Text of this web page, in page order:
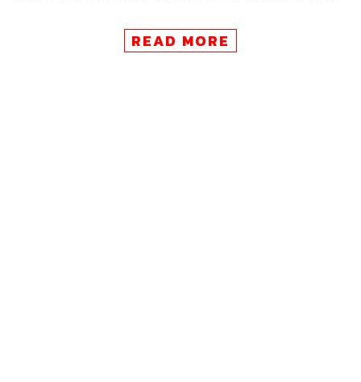
นอกจาก Barry Keoghan จะมารับบท 1 ในสมาชิกของวง
READ MORE